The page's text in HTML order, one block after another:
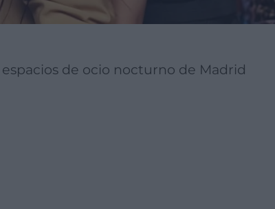
de ocio nocturno de Madrid